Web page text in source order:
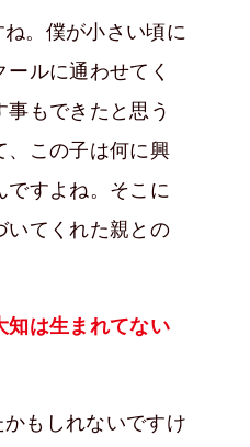
。僕が小さい頃に
ルに通わせてく
もできたと思う
、この子は何に興
すよね。そこに
いてくれた親との
は生まれてない
もしれないですけ